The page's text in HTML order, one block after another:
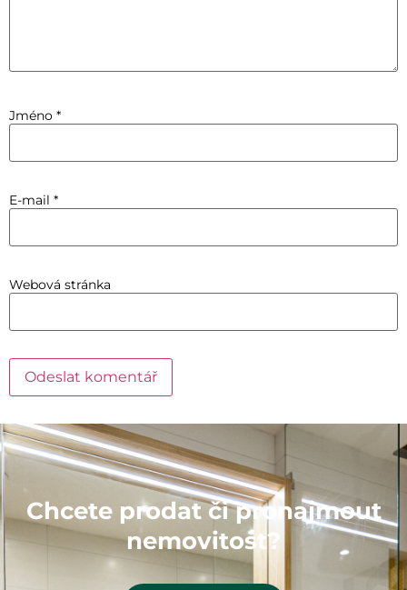
Jméno *
E-mail *
Webová stránka
Chcete prodat či pronajmout
nemovitost?